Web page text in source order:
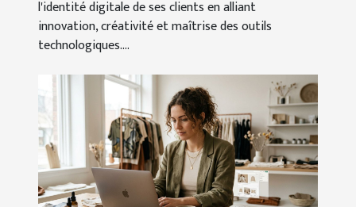
l'identité digitale de ses clients en alliant
innovation, créativité et maîtrise des outils
technologiques....